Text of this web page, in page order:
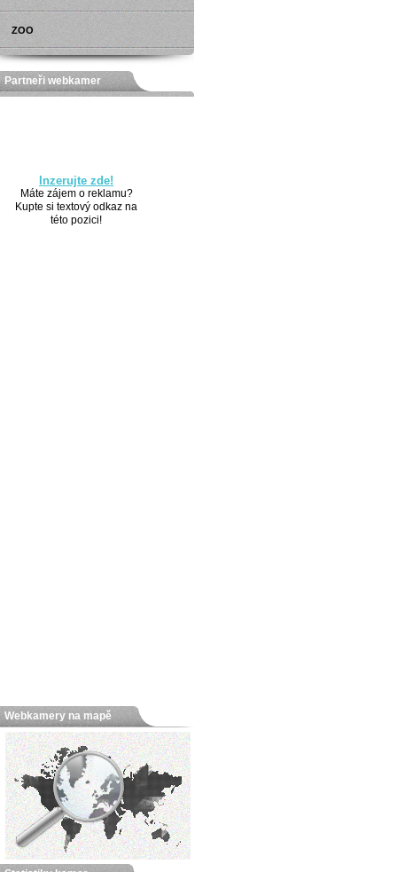
ZOO
Partneři webkamer
Inzerujte zde!
Máte zájem o reklamu?
Kupte si textový odkaz na
této pozici!
Webkamery na mapě